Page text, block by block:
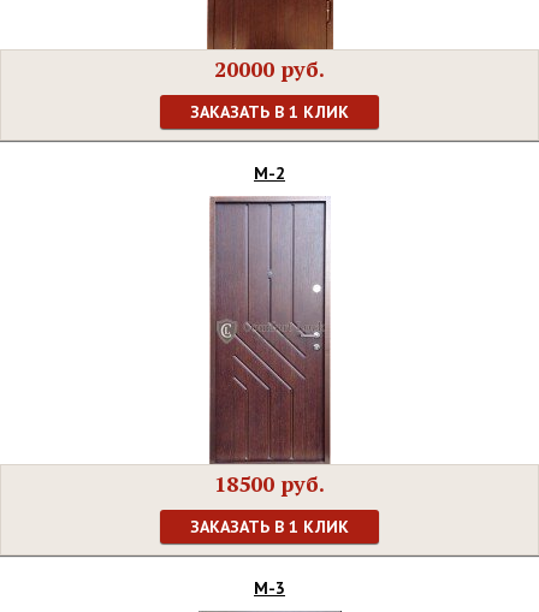
20000 руб.
ЗАКАЗАТЬ В 1 КЛИК
М-2
18500 руб.
ЗАКАЗАТЬ В 1 КЛИК
М-3